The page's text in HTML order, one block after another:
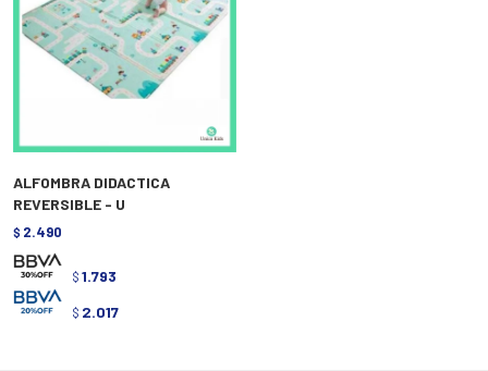
ALFOMBRA DIDACTICA
REVERSIBLE - U
$ 2.490
$ 1.793
$ 2.017